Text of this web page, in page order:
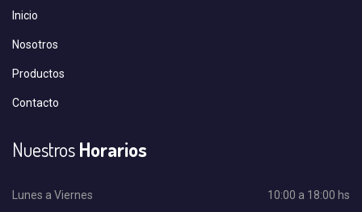
Inicio
Nosotros
Productos
Contacto
NuestrosHorarios
Lunes a Viernes 10:00 a 18:00 hs